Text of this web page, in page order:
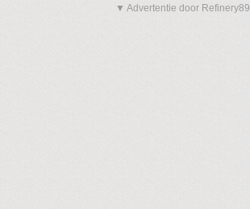
▼ Advertentie door Refinery89